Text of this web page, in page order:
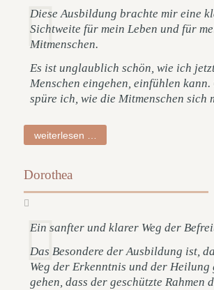
Diese Ausbildung brachte mir eine
Sichtweite für mein Leben und für
Mitmenschen.
Es ist unglaublich schön, wie ich
Menschen eingehen, einfühlen
spüre ich, wie die Mitmenschen sich
weiterlesen …
Dorothea
Ein sanfter und klarer Weg der
Das Besondere der Ausbildung ist,
Weg der Erkenntnis und der Heilung
gehen, dass der geschützte Rahmen